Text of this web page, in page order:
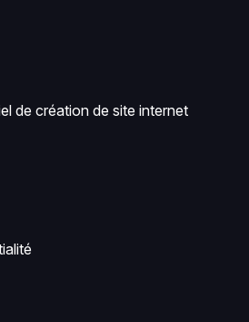
de création de site internet